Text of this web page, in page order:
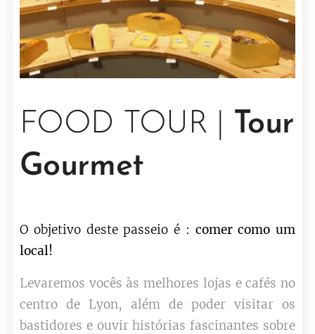
FOOD TOUR |
Tour
Gourmet
O objetivo deste passeio é : comer como um
local!
Levaremos vocês às melhores lojas e cafés no
centro de Lyon, além de poder visitar os
bastidores e ouvir histórias fascinantes sobre